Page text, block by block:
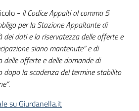
- il Codice Appalti al comma 5
per la Stazione Appaltante di
dei dati e la riservatezza delle offerte e
siano mantenute” e di
delle offerte e delle domande di
dopo la scadenza del termine stabilito
.
su Giurdanella.it